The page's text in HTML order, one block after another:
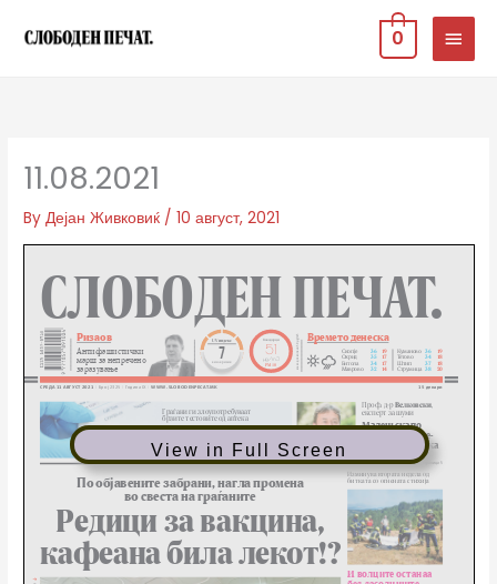
MAIN
0
11.08.2021
ByДејан Живковиќ /10 август, 2021
View in Full Screen